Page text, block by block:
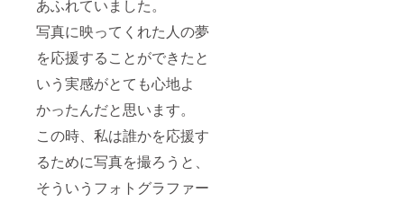
あふれていました。
写真に映ってくれた人の夢
を応援することができたと
いう実感がとても心地よ
かったんだと思います。
この時、私は誰かを応援す
るために写真を撮ろうと、
そういうフォトグラファー